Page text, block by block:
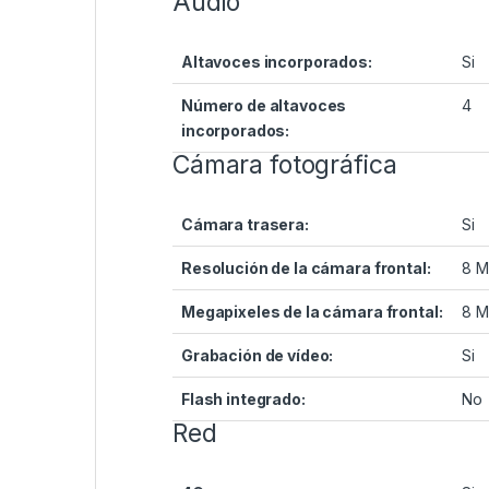
Altavoces incorporados: Si
Número de altavoces
incorporados:
4
Cámara fotográfica
Cámara trasera: Si
Resolución de la cámara frontal: 8
Megapixeles de la cámara frontal: 8
Grabación de vídeo: Si
Flash integrado: No
Red